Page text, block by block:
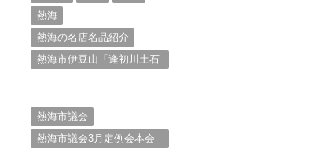
熱海
熱海の名店名品紹介
熱海市伊豆山「逢初川土石
熱海市議会
熱海市議会3月定例会本会